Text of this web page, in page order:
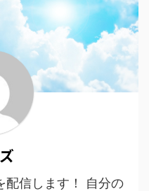
配信します！ 自分の